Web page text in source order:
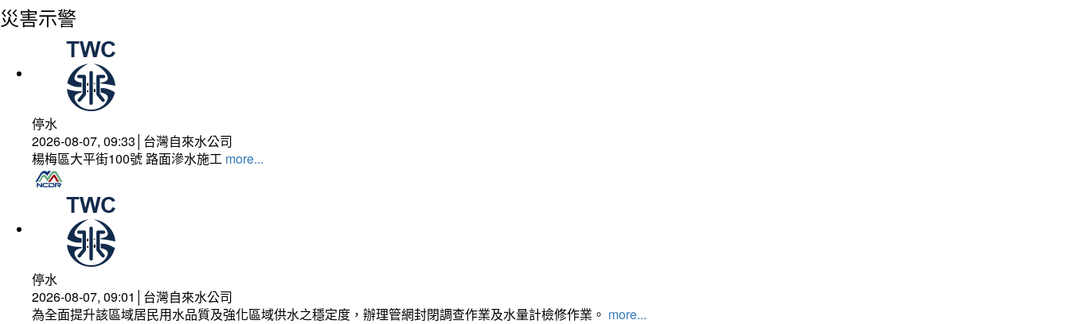
災害示警
停水
2026-08-07, 09:33│台灣自來水公司
楊梅區大平街100號 路面滲水施工 more...
停水
2026-08-07, 09:01│台灣自來水公司
為全面提升該區域居民用水品質及強化區域供水之穩定度，辦理管網封閉調查作業及水量計檢修作業。 more...